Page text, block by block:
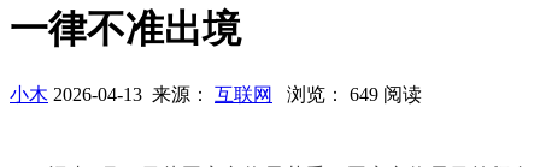
一律不准出境
小木 2026-04-13 来源： 互联网 浏览： 649 阅读